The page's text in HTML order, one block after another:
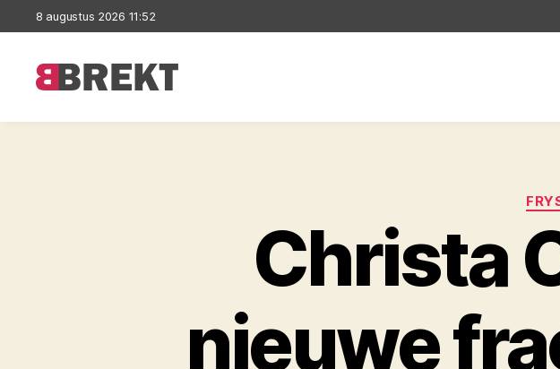
8 augustus 2026 11:52
Christa
nieuwe